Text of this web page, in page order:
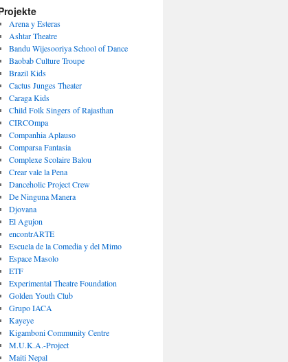
Arena y Esteras
Ashtar Theatre
Bandu Wijesooriya School of Dance
Baobab Culture Troupe
Brazil Kids
Cactus Junges Theater
Caraga Kids
Child Folk Singers of Rajasthan
CIRCOmpa
Companhia Aplauso
Comparsa Fantasia
Complexe Scolaire Balou
Crear vale la Pena
Danceholic Project Crew
De Ninguna Manera
Djovana
El Agujon
encontrARTE
Escuela de la Comedia y del Mimo
Espace Masolo
ETF
Experimental Theatre Foundation
Golden Youth Club
Grupo IACA
Kayeye
Kigamboni Community Centre
M.U.K.A.-Project
Maiti Nepal